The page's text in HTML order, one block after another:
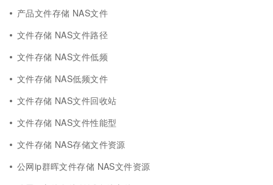
产品文件存储 NAS文件
文件存储 NAS文件路径
文件存储 NAS文件低频
文件存储 NAS低频文件
文件存储 NAS文件回收站
文件存储 NAS文件性能型
文件存储 NAS存储文件资源
公网ip群晖文件存储 NAS文件资源